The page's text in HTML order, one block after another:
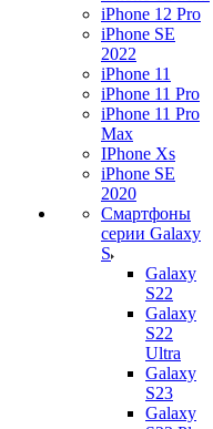
iPhone 12 Pro
iPhone SE
2022
iPhone 11
iPhone 11 Pro
iPhone 11 Pro
Max
IPhone Xs
iPhone SE
2020
Смартфоны
серии Galaxy
S
Galaxy
S22
Galaxy
S22
Ultra
Galaxy
S23
Galaxy